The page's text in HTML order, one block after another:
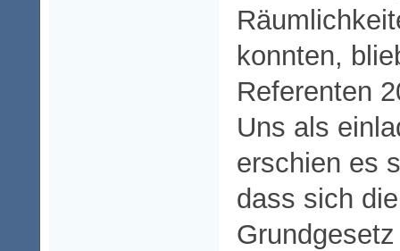
konnten,
Referenten
Uns als
erschien es
dass sich